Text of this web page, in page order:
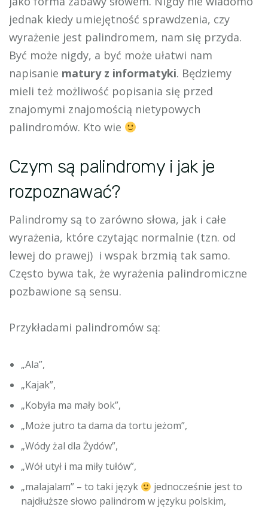
jednak kiedy umiejętność sprawdzenia, czy
wyrażenie jest palindromem, nam się przyda.
Być może nigdy, a być może ułatwi nam
napisanie matury z informatyki. Będziemy
mieli też możliwość popisania się przed
znajomymi znajomością nietypowych
palindromów. Kto wie
Czym są palindromy i jak je
rozpoznawać?
Palindromy są to zarówno słowa, jak i całe
wyrażenia, które czytając normalnie (tzn. od
lewej do prawej) i wspak brzmią tak samo.
Często bywa tak, że wyrażenia palindromiczne
pozbawione są sensu.
Przykładami palindromów są:
„Ala”,
„Kajak”,
„Kobyła ma mały bok”,
„Może jutro ta dama da tortu jeżom”,
„Wódy żal dla Żydów”,
„Wół utył i ma miły tułów”,
„malajalam” – to taki język
jednocześnie jest to
najdłuższe słowo palindrom w języku polskim,